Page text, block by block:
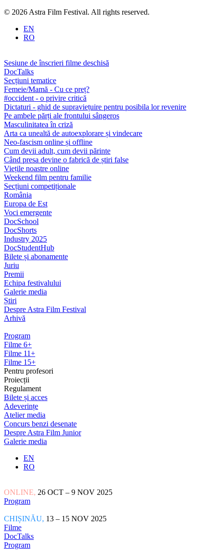
© 2026 Astra Film Festival. All rights reserved.
EN
RO
Sesiune de înscrieri filme deschisă
DocTalks
Secțiuni tematice
Femeie/Mamă - Cu ce preț?
#occident - o privire critică
Dictaturi - ghid de supraviețuire pentru posibila lor revenire
Pe ambele părți ale frontului sângeros
Masculinitatea în criză
Arta ca unealtă de autoexplorare și vindecare
Neo-fascism online și offline
Cum devii adult, cum devii părinte
Când presa devine o fabrică de știri false
Viețile noastre online
Weekend film pentru familie
Secțiuni competiționale
România
Europa de Est
Voci emergente
DocSchool
DocShorts
Industry 2025
DocStudentHub
Bilete și abonamente
Juriu
Premii
Echipa festivalului
Galerie media
Știri
Despre Astra Film Festival
Arhivă
Program
Filme 6+
Filme 11+
Filme 15+
Pentru profesori
Proiecții
Regulament
Bilete și acces
Adeverințe
Atelier media
Concurs benzi desenate
Despre Astra Film Junior
Galerie media
EN
RO
ONLINE, 26 OCT – 9 NOV 2025
Program
CHIȘINĂU, 13 – 15 NOV 2025
Filme
DocTalks
Program